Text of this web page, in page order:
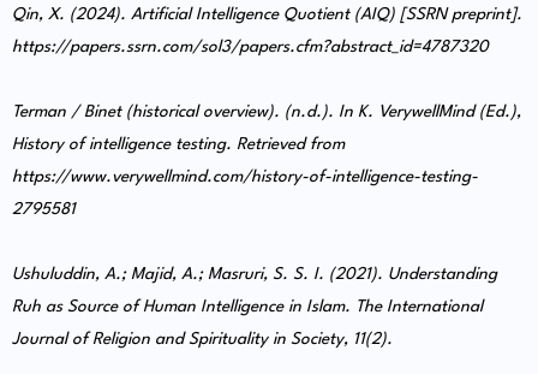
Qin, X. (2024). Artificial Intelligence Quotient (AIQ) [SSRN preprint].
https://papers.ssrn.com/sol3/papers.cfm?abstract_id=4787320
Terman / Binet (historical overview). (n.d.). In K. VerywellMind (Ed.),
History of intelligence testing. Retrieved from
https://www.verywellmind.com/history-of-intelligence-testing-
2795581
Ushuluddin, A.; Majid, A.; Masruri, S. S. I. (2021). Understanding
Ruh as Source of Human Intelligence in Islam. The International
Journal of Religion and Spirituality in Society, 11(2).